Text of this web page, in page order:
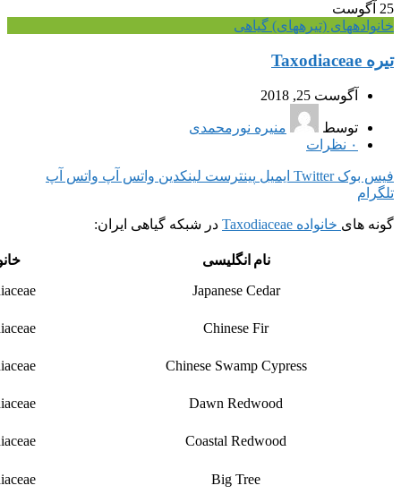
25 آگوست
خانواده‎های (تیره‎های) گیاهی
تیره Taxodiaceae
آگوست 25, 2018
توسط
منیره نورمحمدی
۰ نظرات
فیس بوک Twitter ایمیل پینترست لینکدین واتس آپ واتس آپ
تلگرام
گونه های خانواده Taxodiaceae در شبکه گیاهی ایران:
نام انگلیسی
Japanese Cedar
Chinese Fir
Chinese Swamp Cypress
Dawn Redwood
Coastal Redwood
Big Tree